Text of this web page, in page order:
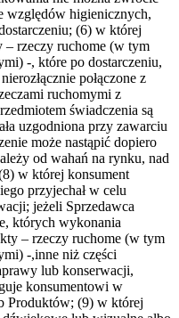
względów higienicznych,
(6) w której
– rzeczy ruchome (w tym
-, które po dostarczeniu,
połączone z
ruchomymi z
świadczenia są
uzgodniona przy zawarciu
może nastąpić dopiero
od wahań na rynku, nad
w której konsument
przyjechał w celu
jeżeli Sprzedawca
których wykonania
– rzeczy ruchome (w tym
-,inne niż części
lub konserwacji,
konsumentowi w
Produktów; (9) w której